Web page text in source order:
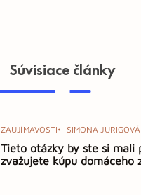
Súvisiace články
ZAUJÍMAVOSTI SIMONA JURIGOVÁ
Tieto otázky by ste si mali
zvažujete kúpu domáceho